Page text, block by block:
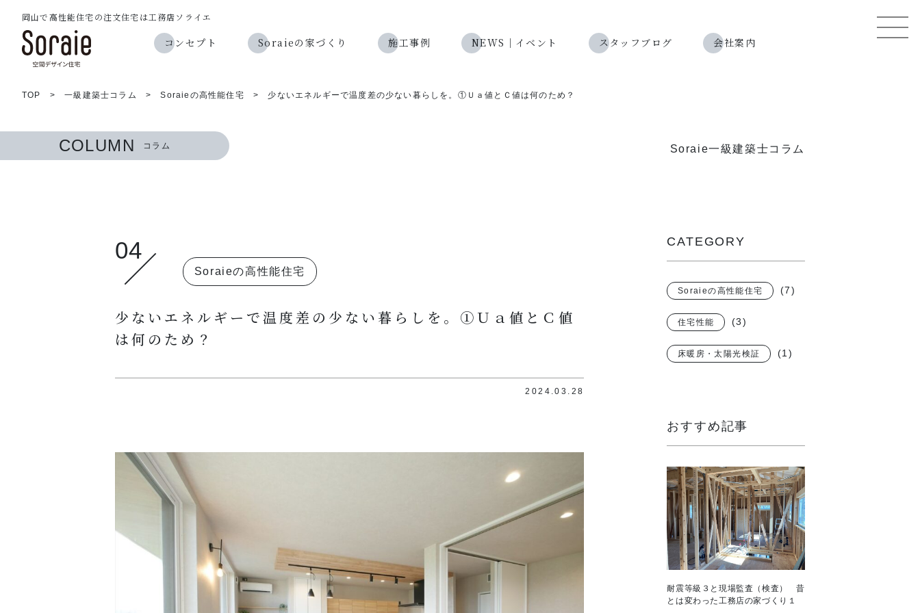
岡山で高性能住宅の注文住宅は工務店ソライエ
コンセプト Soraieの家づくり 施工事例 NEWS｜イベント スタッフブログ 会社案内
TOP >一級建築士コラム >Soraieの高性能住宅 > 少ないエネルギーで温度差の少ない暮らしを。①Ｕａ値とＣ値は何のため？
COLUMN コラム Soraie一級建築士コラム
04
Soraieの高性能住宅
少ないエネルギーで温度差の少ない暮らしを。①Ｕａ値とＣ値
は何のため？
2024.03.28
CATEGORY
Soraieの高性能住宅 (7)
住宅性能 (3)
床暖房・太陽光検証 (1)
おすすめ記事
耐震等級３と現場監査（検査） 昔
とは変わった工務店の家づくり１